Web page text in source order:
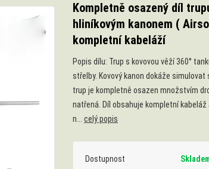
Kompletně osazený díl
hliníkovým kanonem (
kompletní kabeláží
Popis dílu: Trup s kovovou věží 360°
střelby. Kovový kanon dokáže
trup je kompletně osazen množstvím
natřená. Díl obsahuje kompletní
n... celý popis
Dostupnost